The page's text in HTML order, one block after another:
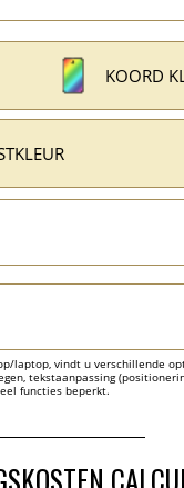
KOORD
laptop, vindt u verschillende
tekstaanpassing
functies beperkt.